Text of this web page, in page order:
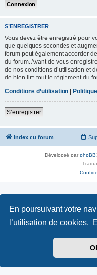
En poursuivant votre
l’utilisation de cookies.
S’ENREGISTRER
Vous devez être enregistré pour
que quelques secondes et
forum peut également accorder
du forum. Avant de vous
de nos conditions d’utilisation et
de bien lire tout le règlement du
Conditions d’utilisation |
S’enregistrer
Index du forum
Développé parphpBB